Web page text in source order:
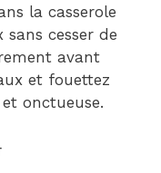
la casserole
cesser de
avant
et fouettez
onctueuse.